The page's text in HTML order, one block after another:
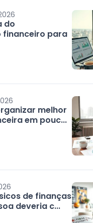
do
financeiro para
melhor
em pouc...
de finanças
deveria c...